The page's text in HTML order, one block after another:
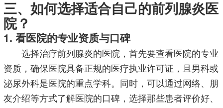
三、如何选择适合自己的前列腺炎医
院？
1. 看医院的专业资质与口碑
选择治疗前列腺炎的医院，首先要查看医院的专业
资质，确保医院具备正规的医疗执业许可证，且男科或
泌尿外科是医院的重点学科。同时，可以通过网络、朋
友介绍等方式了解医院的口碑，选择那些患者评价好、